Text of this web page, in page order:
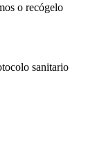
o recógelo
sanitario